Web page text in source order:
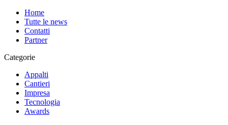
Home
Tutte le news
Contatti
Partner
Categorie
Appalti
Cantieri
Impresa
Tecnologia
Awards